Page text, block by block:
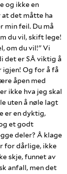
og ikke en
at det måtte ha
min feil. Du må
du vil, skift lege!
om du vil!" Vi
det er SÅ viktig å
igjen! Og for å få
åpen med
ikke hva jeg skal
uten å nøle lagt
er en dyktig,
et godt
deler? Å klage
for dårlige, ikke
skje, funnet av
anfall, men det